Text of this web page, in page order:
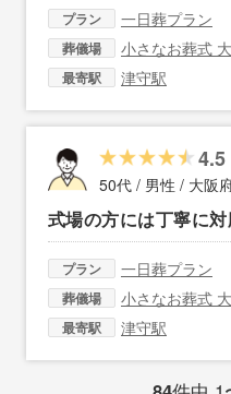
プラン 一日葬プラン
葬儀場 小さなお葬式
最寄駅 津守駅
4.5
50代 / 男性 / 大阪
式場の方には丁寧に対
プラン 一日葬プラン
葬儀場 小さなお葬式
最寄駅 津守駅